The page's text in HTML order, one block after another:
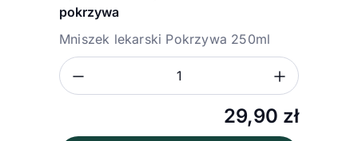
pokrzywa
Mniszek lekarski Pokrzywa 250ml
29,90 zł
Zmniejsz ilość